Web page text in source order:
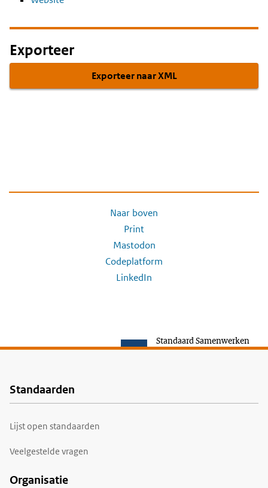
Exporteer
Exporteer naar XML
Naar boven
Print
Mastodon
Codeplatform
LinkedIn
Standaard Samenwerken
Voet
Standaarden
Lijst open standaarden
Veelgestelde vragen
Organisatie